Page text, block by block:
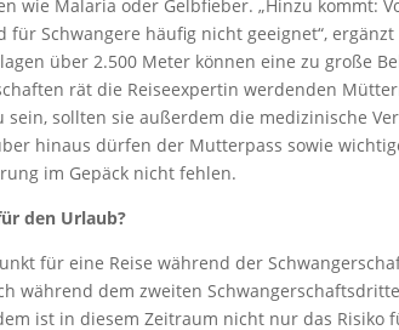
wie Malaria oder Gelbfieber. „Hinzu kommt:
für Schwangere häufig nicht geeignet“,
über 2.500 Meter können eine zu große
rät die Reiseexpertin werdenden
sein, sollten sie außerdem die medizinische
hinaus dürfen der Mutterpass sowie
im Gepäck nicht fehlen.
den Urlaub?
für eine Reise während der
während dem zweiten
ist in diesem Zeitraum nicht nur das Risiko